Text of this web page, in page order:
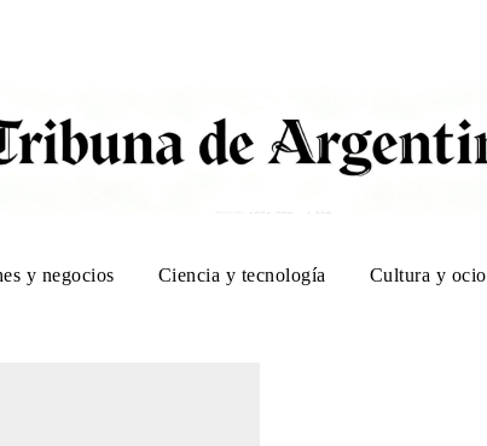
y negocios Ciencia y tecnología Cultura y ocio